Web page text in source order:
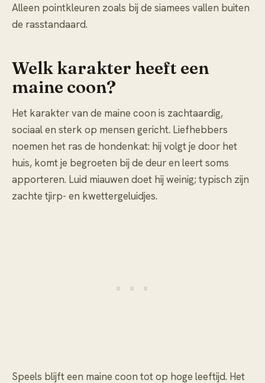
Alleen pointkleuren zoals bij de siamees vallen buiten
de rasstandaard.
Welk karakter heeft een
maine coon?
Het karakter van de maine coon is zachtaardig,
sociaal en sterk op mensen gericht. Liefhebbers
noemen het ras de hondenkat: hij volgt je door het
huis, komt je begroeten bij de deur en leert soms
apporteren. Luid miauwen doet hij weinig; typisch zijn
zachte tjirp- en kwettergeluidjes.
Speels blijft een maine coon tot op hoge leeftijd. Het